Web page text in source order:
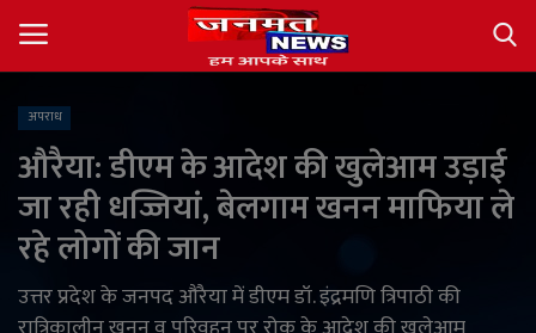
About
Contact
अपराध
औरैया: डीएम के आदेश की खुलेआम उड़ाई
जा रही धज्जियां, बेलगाम खनन माफिया ले
रहे लोगों की जान
उत्तर प्रदेश के जनपद औरैया में डीएम डॉ. इंद्रमणि त्रिपाठी की